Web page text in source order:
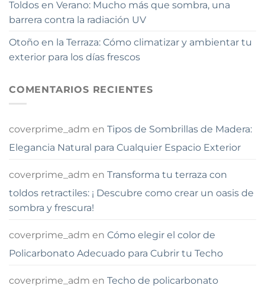
Toldos en Verano: Mucho más que sombra, una
barrera contra la radiación UV
Otoño en la Terraza: Cómo climatizar y ambientar tu
exterior para los días frescos
COMENTARIOS RECIENTES
coverprime_adm en Tipos de Sombrillas de Madera:
Elegancia Natural para Cualquier Espacio Exterior
coverprime_adm en Transforma tu terraza con
toldos retractiles: ¡ Descubre como crear un oasis de
sombra y frescura!
coverprime_adm en Cómo elegir el color de
Policarbonato Adecuado para Cubrir tu Techo
coverprime_adm en Techo de policarbonato